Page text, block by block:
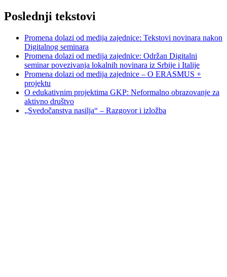
Poslednji tekstovi
Promena dolazi od medija zajednice: Tekstovi novinara nakon
Digitalnog seminara
Promena dolazi od medija zajednice: Održan Digitalni
seminar povezivanja lokalnih novinara iz Srbije i Italije
Promena dolazi od medija zajednice – O ERASMUS +
projektu
O edukativnim projektima GKP: Neformalno obrazovanje za
aktivno društvo
„Svedočanstva nasilja“ – Razgovor i izložba